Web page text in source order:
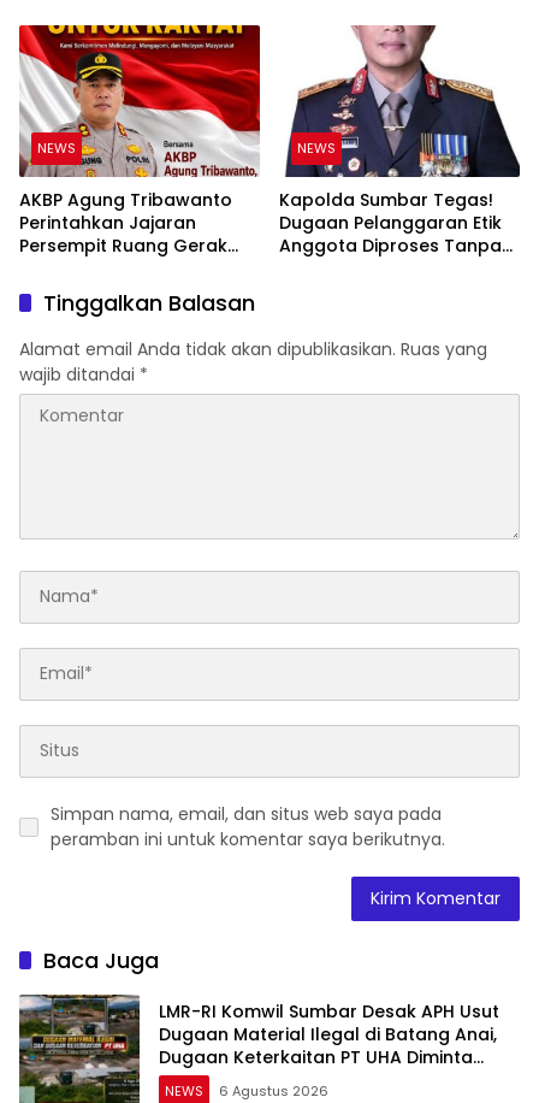
Ruang bagi Pelanggar
Hukum di Internal Polri
NEWS
AKBP Agung Tribawanto
Perintahkan Jajaran
Persempit Ruang Gerak
Pasaman Barat
NEWS
Kapolda Sumbar Tegas!
Dugaan Pelanggaran Etik
Anggota Diproses Tanpa
Tinggalkan Balasan
Alamat email Anda tidak akan dipublikasikan. Ruas yang
wajib ditandai *
Simpan nama, email, dan situs web saya pada
peramban ini untuk komentar saya berikutnya.
Baca Juga
LMR-RI Komwil Sumbar Desak APH Usut
Dugaan Material Ilegal di Batang Anai,
Dugaan Keterkaitan PT UHA Diminta
Diselidiki Tuntas
NEWS 6 Agustus 2026